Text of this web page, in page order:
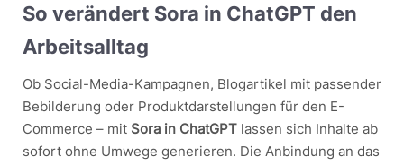
So verändert Sora in ChatGPT den
Arbeitsalltag
Ob Social-Media-Kampagnen, Blogartikel mit passender
Bebilderung oder Produktdarstellungen für den E-
Commerce – mit Sora in ChatGPTlassen sich Inhalte ab
sofort ohne Umwege generieren. Die Anbindung an das